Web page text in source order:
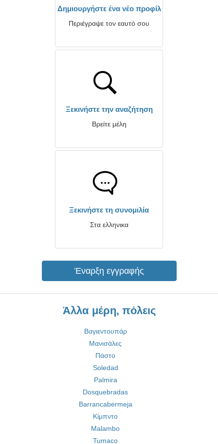
Δημιουργήστε ένα νέο προφίλ
Περιέγραψε τον εαυτό σου
Ξεκινήστε την αναζήτηση
Βρείτε μέλη
Ξεκινήστε τη συνομιλία
Στα ελληνικα
Έναρξη εγγραφής
Άλλα μέρη, πόλεις
Βαγιεντουπάρ
Μανισάλες
Πάστο
Soledad
Palmira
Dosquebradas
Barrancabermeja
Κίμπντο
Malambo
Tumaco